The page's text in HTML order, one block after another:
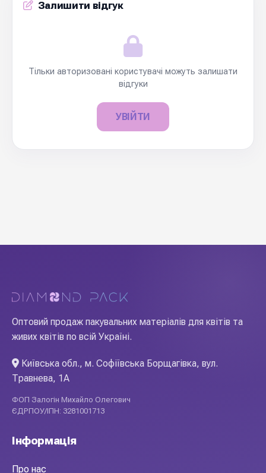
Залишити відгук
Тільки авторизовані користувачі можуть залишати
відгуки
УВІЙТИ
Оптовий продаж пакувальних матеріалів для квітів та
живих квітів по всій Україні.
Київська обл., м. Софіївська Борщагівка, вул.
Травнева, 1А
ФОП Залогін Михайло Олегович
ЄДРПОУ/ІПН: 3281001713
Інформація
Про нас